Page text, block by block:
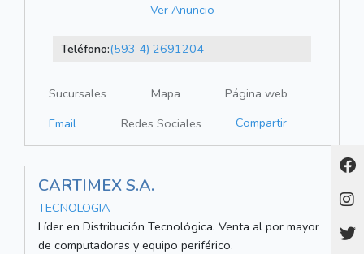
Ver Anuncio
Teléfono:(593 4) 2691204
Sucursales Mapa
Página web
Email
Redes Sociales Compartir
CARTIMEX S.A.
TECNOLOGIA
Líder en Distribución Tecnológica. Venta al por mayor
de computadoras y equipo periférico.